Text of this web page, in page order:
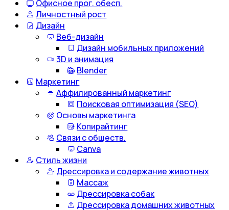
Офисное прог. обесп.
Личностный рост
Дизайн
Веб-дизайн
Дизайн мобильных приложений
3D и анимация
Blender
Маркетинг
Аффилированный маркетинг
Поисковая оптимизация (SEO)
Основы маркетинга
Копирайтинг
Связи с обществ.
Canva
Стиль жизни
Дрессировка и содержание животных
Массаж
Дрессировка собак
Дрессировка домашних животных